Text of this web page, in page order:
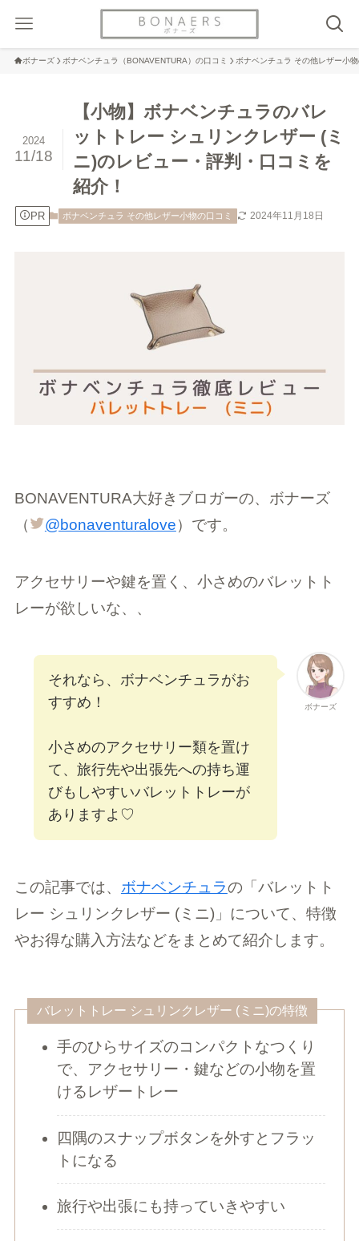
ボナーズ ボナベンチュラ（BONAVENTURA）の口コミ ボナベンチュラ その他レザー小
【小物】ボナベンチュラのバレ
ットトレー シュリンクレザー (ミ
ニ)のレビュー・評判・口コミを
紹介！
2024
11/18
PR ボナベンチュラ その他レザー小物の口コミ 2024年11月18日
BONAVENTURA大好きブロガーの、ボナーズ
（
@bonaventuralove）です。
アクセサリーや鍵を置く、小さめのバレットト
レーが欲しいな、、
ボナーズ
それなら、ボナベンチュラがお
すすめ！
小さめのアクセサリー類を置け
て、旅行先や出張先への持ち運
びもしやすいバレットトレーが
ありますよ♡
この記事では、 ボナベンチュラの「バレットト
レー シュリンクレザー (ミニ)」について、特徴
やお得な購入方法などをまとめて紹介します。
バレットトレー シュリンクレザー (ミニ)の特徴
手のひらサイズのコンパクトなつくり
で、アクセサリー・鍵などの小物を置
けるレザートレー
四隅のスナップボタンを外すとフラッ
トになる
旅行や出張にも持っていきやすい